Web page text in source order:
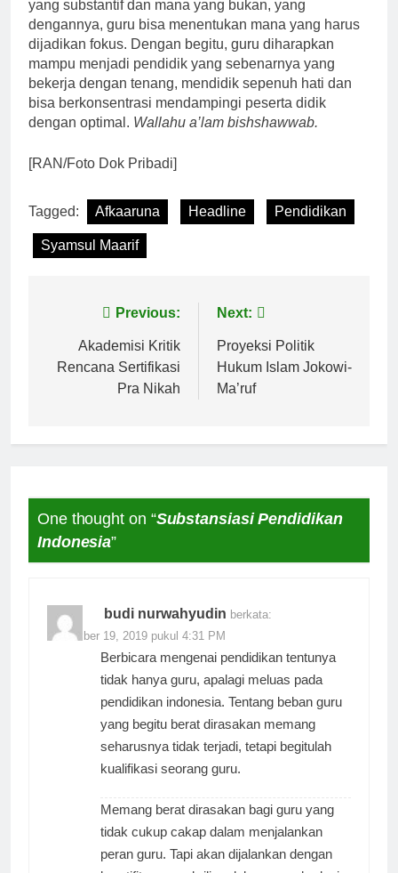
yang substantif dan mana yang bukan, yang
dengannya, guru bisa menentukan mana yang harus
dijadikan fokus. Dengan begitu, guru diharapkan
mampu menjadi pendidik yang sebenarnya yang
bekerja dengan tenang, mendidik sepenuh hati dan
bisa berkonsentrasi mendampingi peserta didik
dengan optimal. Wallahu a’lam bishshawwab.
[RAN/Foto Dok Pribadi]
Tagged: Afkaaruna Headline Pendidikan
Syamsul Maarif
Navigasi
pos
Previous:
Akademisi Kritik
Rencana Sertifikasi
Pra Nikah
Next:
Proyeksi Politik
Hukum Islam Jokowi-
Ma’ruf
One thought on “Substansiasi Pendidikan
Indonesia”
budi nurwahyudin berkata:
November 19, 2019 pukul 4:31 PM
Berbicara mengenai pendidikan tentunya
tidak hanya guru, apalagi meluas pada
pendidikan indonesia. Tentang beban guru
yang begitu berat dirasakan memang
seharusnya tidak terjadi, tetapi begitulah
kualifikasi seorang guru.
Memang berat dirasakan bagi guru yang
tidak cukup cakap dalam menjalankan
peran guru. Tapi akan dijalankan dengan